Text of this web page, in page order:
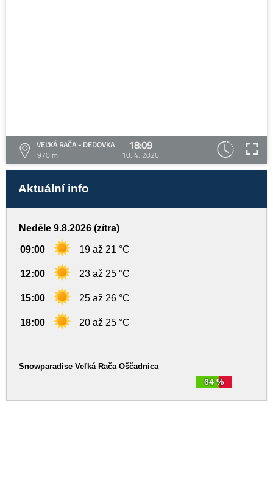
VEĽKÁ RAČA - DEDOVKA
970 m
18:09
10. 4. 2026
Aktuální info
Neděle 9.8.2026 (zítra)
09:00 19 až 21 °C
12:00 23 až 25 °C
15:00 25 až 26 °C
18:00 20 až 25 °C
64 %
Snowparadise Veľká Rača Oščadnica